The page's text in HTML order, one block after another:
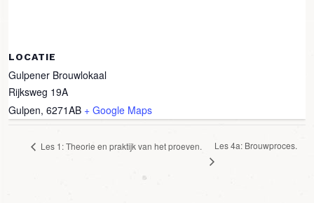
LOCATIE
Gulpener Brouwlokaal
Rijksweg 19A
Gulpen, 6271AB + Google Maps
Les 1: Theorie en praktijk van het proeven. Les 4a: Brouwproces.